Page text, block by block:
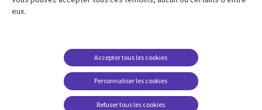
Articles
Études de cas
Baladodiffusions
Restrictions et
conditions juridiques
Carrières FAQ
Centre de gestion des
eux.
Personnaliser les cookies
Accepter tous les cookies
Refuser tous les cookies